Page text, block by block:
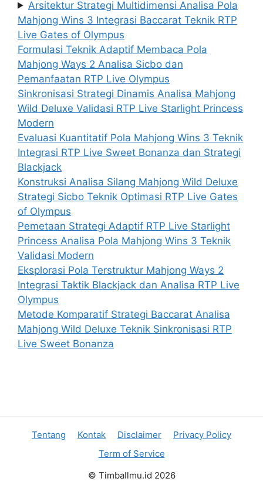
Arsitektur Strategi Multidimensi Analisa Pola
Mahjong Wins 3 Integrasi Baccarat Teknik RTP
Live Gates of Olympus
Formulasi Teknik Adaptif Membaca Pola
Mahjong Ways 2 Analisa Sicbo dan
Pemanfaatan RTP Live Olympus
Sinkronisasi Strategi Dinamis Analisa Mahjong
Wild Deluxe Validasi RTP Live Starlight Princess
Modern
Evaluasi Kuantitatif Pola Mahjong Wins 3 Teknik
Integrasi RTP Live Sweet Bonanza dan Strategi
Blackjack
Konstruksi Analisa Silang Mahjong Wild Deluxe
Strategi Sicbo Teknik Optimasi RTP Live Gates
of Olympus
Pemetaan Strategi Adaptif RTP Live Starlight
Princess Analisa Pola Mahjong Wins 3 Teknik
Validasi Modern
Eksplorasi Pola Terstruktur Mahjong Ways 2
Integrasi Taktik Blackjack dan Analisa RTP Live
Olympus
Metode Komparatif Strategi Baccarat Analisa
Mahjong Wild Deluxe Teknik Sinkronisasi RTP
Live Sweet Bonanza
Tentang Kontak Disclaimer
Privacy Policy
Term of Service
© TimbaIlmu.id 2026